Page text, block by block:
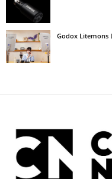
Godox Litemons